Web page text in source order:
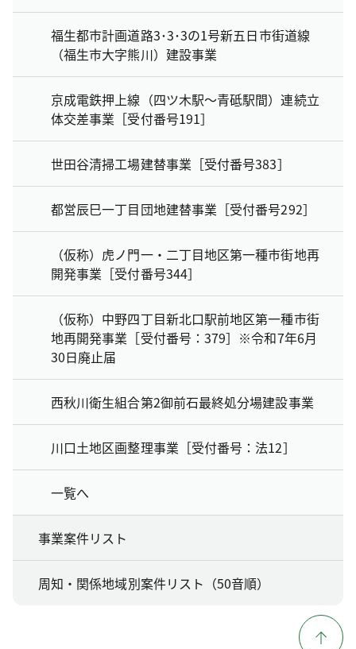
福生都市計画道路3･3･3の1号新五日市街道線
（福生市大字熊川）建設事業
京成電鉄押上線（四ツ木駅～青砥駅間）連続立
体交差事業［受付番号191］
世田谷清掃工場建替事業［受付番号383］
都営辰巳一丁目団地建替事業［受付番号292］
（仮称）虎ノ門一・二丁目地区第一種市街地再
開発事業［受付番号344］
（仮称）中野四丁目新北口駅前地区第一種市街
地再開発事業［受付番号：379］※令和7年6月
30日廃止届
西秋川衛生組合第2御前石最終処分場建設事業
川口土地区画整理事業［受付番号：法12］
一覧へ
事業案件リスト
周知・関係地域別案件リスト（50音順）